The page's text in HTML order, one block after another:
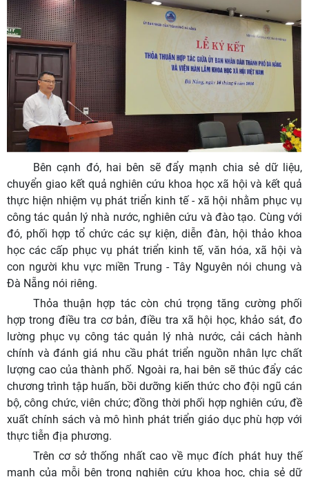
Bên cạnh đó, hai bên sẽ đẩy mạnh chia sẻ dữ liệu,
chuyển giao kết quả nghiên cứu khoa học xã hội và kết quả
thực hiện nhiệm vụ phát triển kinh tế - xã hội nhằm phục vụ
công tác quản lý nhà nước, nghiên cứu và đào tạo. Cùng với
đó, phối hợp tổ chức các sự kiện, diễn đàn, hội thảo khoa
học các cấp phục vụ phát triển kinh tế, văn hóa, xã hội và
con người khu vực miền Trung - Tây Nguyên nói chung và
Đà Nẵng nói riêng.
Thỏa thuận hợp tác còn chú trọng tăng cường phối
hợp trong điều tra cơ bản, điều tra xã hội học, khảo sát, đo
lường phục vụ công tác quản lý nhà nước, cải cách hành
chính và đánh giá nhu cầu phát triển nguồn nhân lực chất
lượng cao của thành phố. Ngoài ra, hai bên sẽ thúc đẩy các
chương trình tập huấn, bồi dưỡng kiến thức cho đội ngũ cán
bộ, công chức, viên chức; đồng thời phối hợp nghiên cứu, đề
xuất chính sách và mô hình phát triển giáo dục phù hợp với
thực tiễn địa phương.
Trên cơ sở thống nhất cao về mục đích phát huy thế
mạnh của mỗi bên trong nghiên cứu khoa học, chia sẻ dữ